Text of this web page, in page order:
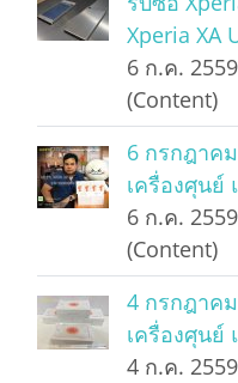
Xperia XA
6 ก.ค. 2559
(Content)
6 กรกฎาค
เครื่องศุนย์
6 ก.ค. 2559
(Content)
4 กรกฎาค
เครื่องศุนย์
4 ก.ค. 2559